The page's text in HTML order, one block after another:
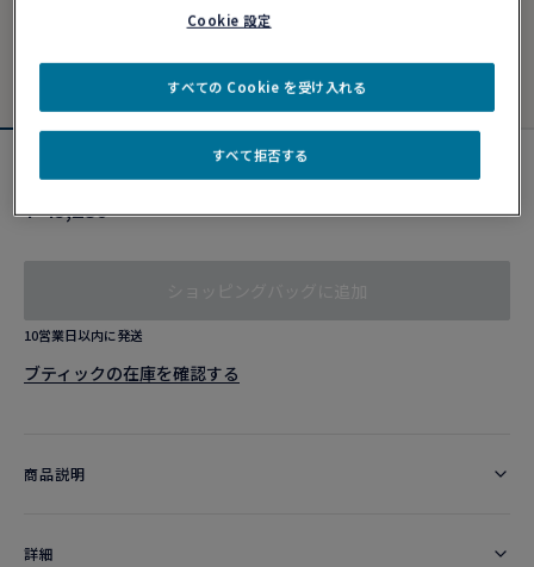
カーキ ケーブル
¥ 49,280
10営業日以内に発送
ブティックの在庫を確認する​
商品説明
詳細​
Cookie 設定
すべて拒否する
すべての Cookie を受け入れる